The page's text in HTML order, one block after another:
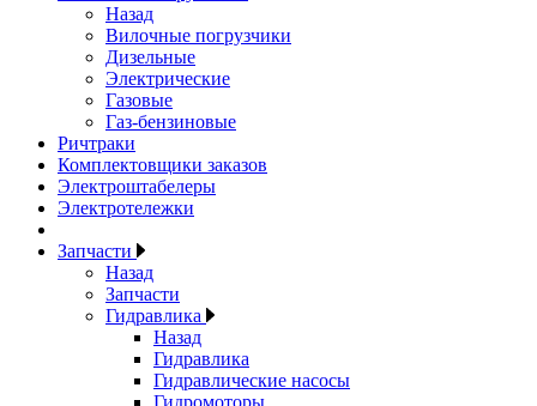
Назад
Вилочные погрузчики
Дизельные
Электрические
Газовые
Газ-бензиновые
Ричтраки
Комплектовщики заказов
Электроштабелеры
Электротележки
Запчасти
Назад
Запчасти
Гидравлика
Назад
Гидравлика
Гидравлические насосы
Гидромоторы